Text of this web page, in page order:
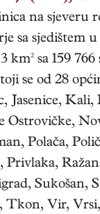
na sjeveru
sa sjedištem
km² sa 159 766
se od 28
Jasenice, Kali,
Ostrovičke,
Polača,
Privlaka,
Sukošan,
Tkon, Vir,